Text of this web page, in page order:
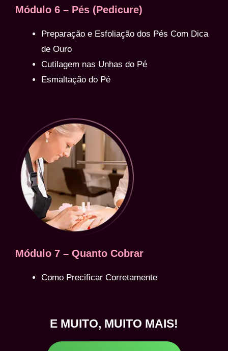
Módulo 6 – Pés (Pedicure)
Preparação e Esfoliação dos Pés Com Dica
de Ouro
Cutilagem nas Unhas do Pé
Esmaltação do Pé
Módulo 7 – Quanto Cobrar
Como Precificar Corretamente
E MUITO, MUITO MAIS!